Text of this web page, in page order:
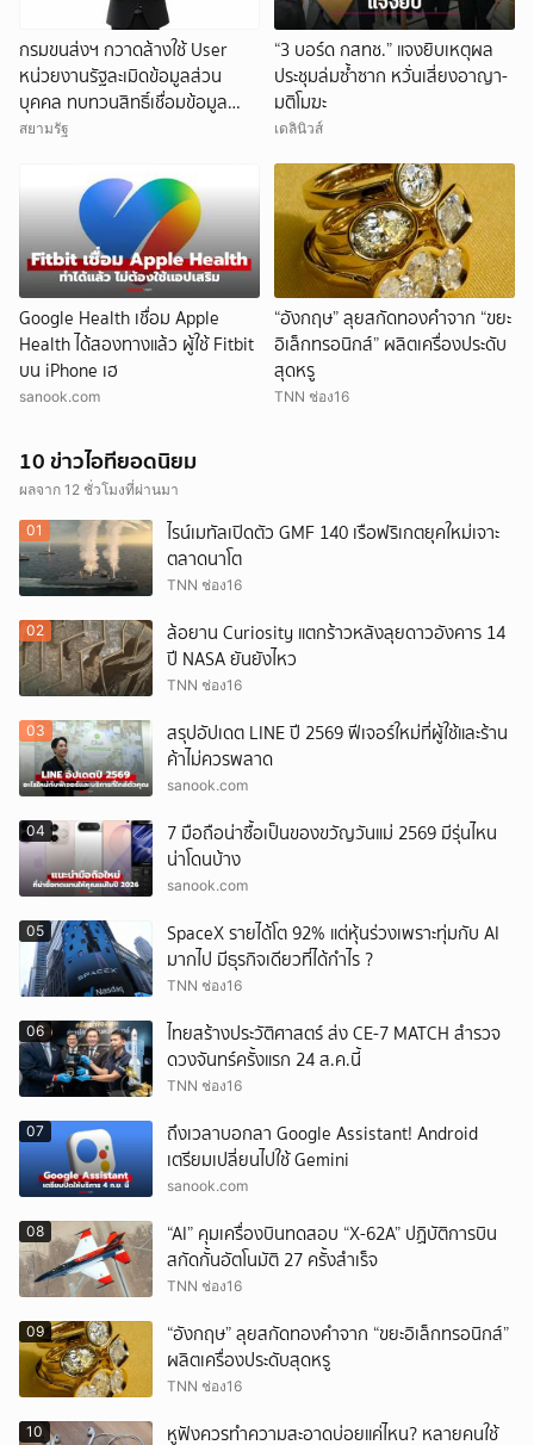
กรมขนส่งฯ กวาดล้างใช้ User
หน่วยงานรัฐละเมิดข้อมูลส่วน
บุคคล ทบทวนสิทธิ์เชื่อมข้อมูล
ระหว่างหน่วยงาน ดำเนินคดีอาญา
สยามรัฐ
“3 บอร์ด กสทช.” แจงยิบเหตุผล
ประชุมล่มซ้ำซาก หวั่นเสี่ยงอาญา-
มติโมฆะ
เดลินิวส์
Google Health เชื่อม Apple
Health ได้สองทางแล้ว ผู้ใช้ Fitbit
บน iPhone เฮ
sanook.com
“อังกฤษ” ลุยสกัดทองคำจาก “ขยะ
อิเล็กทรอนิกส์” ผลิตเครื่องประดับ
สุดหรู
TNN ช่อง16
10 ข่าวไอทียอดนิยม
ผลจาก 12 ชั่วโมงที่ผ่านมา
01
ไรน์เมทัลเปิดตัว GMF 140 เรือฟริเกตยุคใหม่เจาะ
ตลาดนาโต
TNN ช่อง16
02
ล้อยาน Curiosity แตกร้าวหลังลุยดาวอังคาร 14
ปี NASA ยันยังไหว
TNN ช่อง16
03
สรุปอัปเดต LINE ปี 2569 ฟีเจอร์ใหม่ที่ผู้ใช้และร้าน
ค้าไม่ควรพลาด
sanook.com
04
7 มือถือน่าซื้อเป็นของขวัญวันแม่ 2569 มีรุ่นไหน
น่าโดนบ้าง
sanook.com
05
SpaceX รายได้โต 92% แต่หุ้นร่วงเพราะทุ่มกับ AI
มากไป มีธุรกิจเดียวที่ได้กำไร ?
TNN ช่อง16
06
ไทยสร้างประวัติศาสตร์ ส่ง CE-7 MATCH สำรวจ
ดวงจันทร์ครั้งแรก 24 ส.ค.นี้
TNN ช่อง16
07
ถึงเวลาบอกลา Google Assistant! Android
เตรียมเปลี่ยนไปใช้ Gemini
sanook.com
08
“AI” คุมเครื่องบินทดสอบ “X-62A” ปฏิบัติการบิน
สกัดกั้นอัตโนมัติ 27 ครั้งสำเร็จ
TNN ช่อง16
09
“อังกฤษ” ลุยสกัดทองคำจาก “ขยะอิเล็กทรอนิกส์”
ผลิตเครื่องประดับสุดหรู
TNN ช่อง16
10
หูฟังควรทำความสะอาดบ่อยแค่ไหน? หลายคนใช้